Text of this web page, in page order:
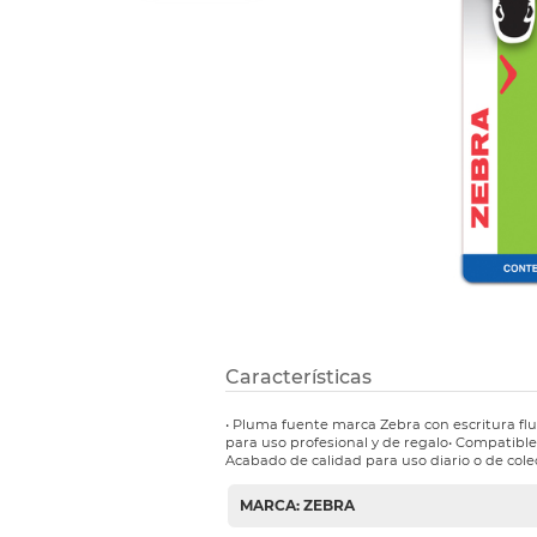
Características
• Pluma fuente marca Zebra con escritura
para uso profesional y de regalo•
Acabado de calidad para uso diario o de
MARCA: ZEBRA